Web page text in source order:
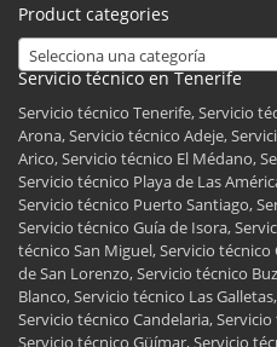
Product categories
Selecciona una categoría
Servicio técnico en Tenerife
Servicio técnico Tenerife, Servicio
Arona, Servicio técnico Adeje,
Arico, Servicio técnico El Médano,
Servicio técnico Playa de Las
Servicio técnico Puerto Santiago,
Servicio técnico Guía de Isora,
técnico San Miguel, Servicio
de San Lorenzo, Servicio técnico
Blanco, Servicio técnico Las
Servicio técnico Candelaria,
Servicio técnico Güímar, Servicio